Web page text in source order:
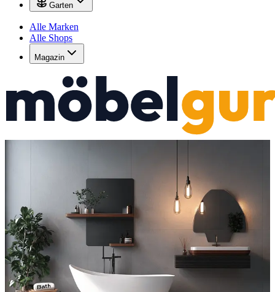
Garten
Alle Marken
Alle Shops
Magazin